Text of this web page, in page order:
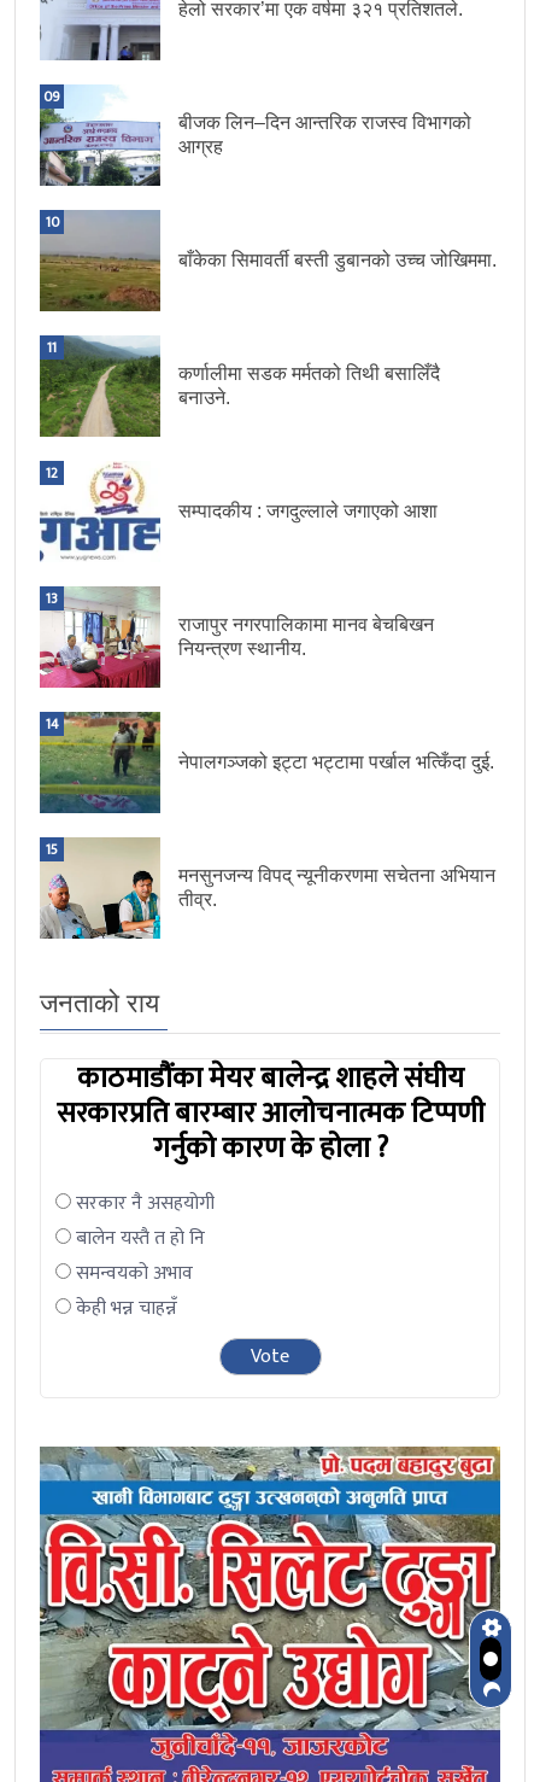
हेलो सरकार’मा एक वर्षमा ३२१ प्रतिशतले.
09
बीजक लिन–दिन आन्तरिक राजस्व विभागको
आग्रह
10
बाँकेका सिमावर्ती बस्ती डुबानको उच्च जोखिममा.
11
कर्णालीमा सडक मर्मतको तिथी बसालिँदै
बनाउने.
12
सम्पादकीय : जगदुल्लाले जगाएको आशा
13
राजापुर नगरपालिकामा मानव बेचबिखन
नियन्त्रण स्थानीय.
14
नेपालगञ्जको इट्टा भट्टामा पर्खाल भत्किँदा दुई.
15
मनसुनजन्य विपद् न्यूनीकरणमा सचेतना अभियान
तीव्र.
जनताको राय
काठमाडौंका मेयर बालेन्द्र शाहले संघीय
सरकारप्रति बारम्बार आलोचनात्मक टिप्पणी
गर्नुको कारण के होला ?
सरकार नै असहयोगी
बालेन यस्तै त हो नि
समन्वयको अभाव
केही भन्न चाहन्नँ